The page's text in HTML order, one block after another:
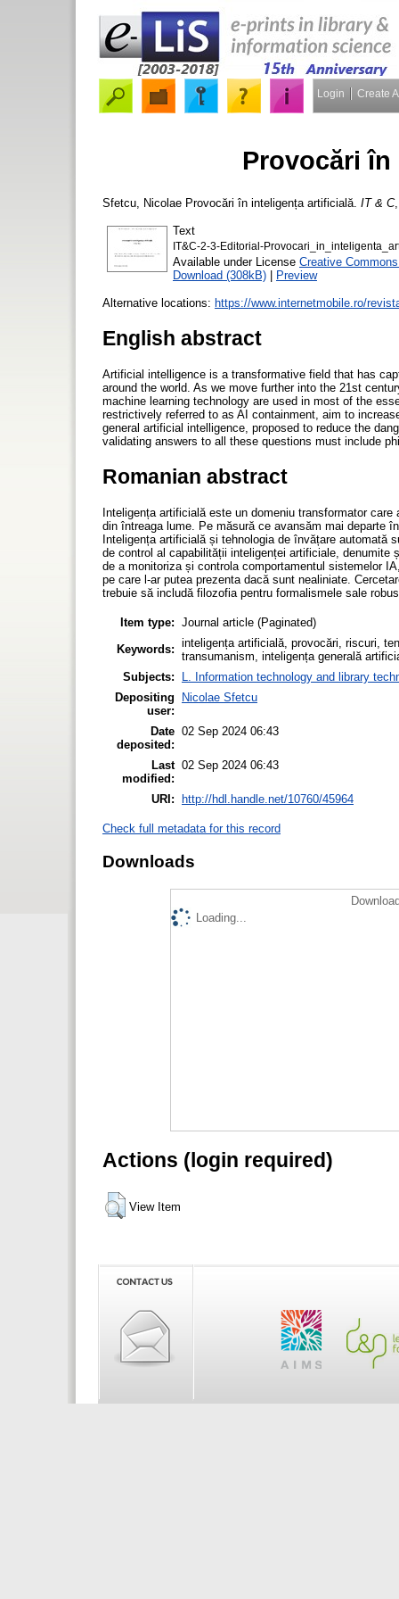
Login Create
Provocări
Sfetcu, Nicolae Provocări în inteligența artificială. IT & C
Text
IT&C-2-3-Editorial-
Available under License Creative
Download (308kB) | Preview
Alternative locations: https://www.internetmobile.ro/
English abstract
Artificial intelligence is a transformative field that has
around the world. As we move further into the 21st
machine learning technology are used in most of the
restrictively referred to as AI containment, aim to
general artificial intelligence, proposed to reduce the
validating answers to all these questions must include
Romanian abstract
Inteligența artificială este un domeniu transformator
din întreaga lume. Pe măsură ce avansăm mai departe
Inteligența artificială și tehnologia de învățare automată
de control al capabilității inteligenței artificiale,
de a monitoriza și controla comportamentul sistemelor
pe care l-ar putea prezenta dacă sunt nealiniate.
trebuie să includă filozofia pentru formalismele sale
Item type: Journal article (Paginated)
Keywords: inteligența artificială, provocări, riscuri,
transumanism, inteligența generală
Subjects:
L. Information technology and library
Depositing
user:
Nicolae Sfetcu
Date
deposited:
02 Sep 2024 06:43
Last
modified:
02 Sep 2024 06:43
URI: http://hdl.handle.net/10760/45964
Check full metadata for this record
Downloads
Loading...
Actions (login required)
View Item